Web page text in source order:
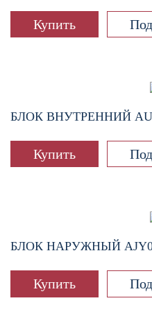
Купить
БЛОК ВНУТРЕННИЙ
Купить
БЛОК НАРУЖНЫЙ
Купить